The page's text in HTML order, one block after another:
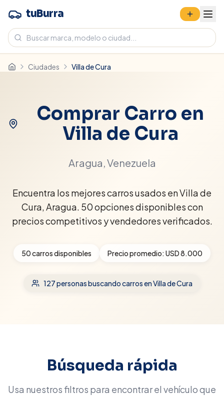
tuBurra
Ciudades Villa de Cura
Comprar Carro en
Villa de Cura
Aragua, Venezuela
Encuentra los mejores carros usados en Villa de
Cura, Aragua. 50 opciones disponibles con
precios competitivos y vendedores verificados.
50carros disponibles Precio promedio: USD 8.000
127personas buscando carrosen Villa de Cura
Búsqueda rápida
Usa nuestros filtros para encontrar el vehículo que